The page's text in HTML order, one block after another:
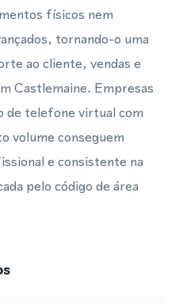
físicos nem
tornando-o uma
ao cliente, vendas e
Castlemaine. Empresas
de telefone virtual com
volume conseguem
e consistente na
pelo código de área